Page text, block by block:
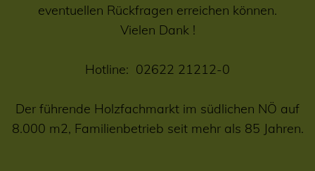
eventuellen Rückfragen erreichen können.
Vielen Dank !
Hotline: 02622 21212-0
Der führende Holzfachmarkt im südlichen NÖ auf
8.000 m2, Familienbetrieb seit mehr als 85 Jahren.